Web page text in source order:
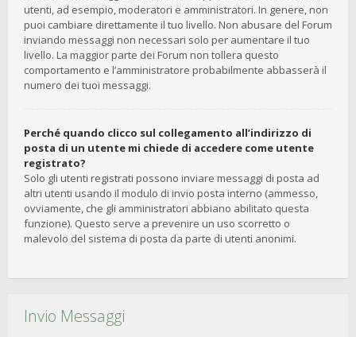
utenti, ad esempio, moderatori e amministratori. In genere, non
puoi cambiare direttamente il tuo livello. Non abusare del Forum
inviando messaggi non necessari solo per aumentare il tuo
livello. La maggior parte dei Forum non tollera questo
comportamento e l’amministratore probabilmente abbasserà il
numero dei tuoi messaggi.
Perché quando clicco sul collegamento all’indirizzo di
posta di un utente mi chiede di accedere come utente
registrato?
Solo gli utenti registrati possono inviare messaggi di posta ad
altri utenti usando il modulo di invio posta interno (ammesso,
ovviamente, che gli amministratori abbiano abilitato questa
funzione). Questo serve a prevenire un uso scorretto o
malevolo del sistema di posta da parte di utenti anonimi.
Invio Messaggi